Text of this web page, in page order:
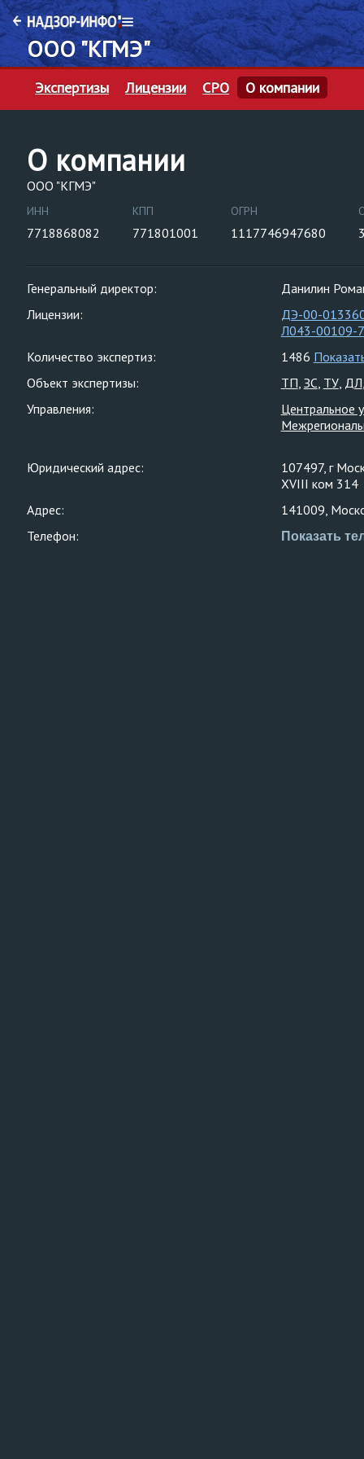
ООО "КГМЭ"
Экспертизы Лицензии СРО О компании
О компании
ООО "КГМЭ"
ИНН
7718868082
КПП
771801001
ОГРН
1117746947680
Генеральный директор:
Данилин
Лицензии:
ДЭ-00-
Л043-00109-
Количество экспертиз:
1486
Объект экспертизы:
ТП ЗС ТУ ДЛ
Управления:
Центральное
Юридический адрес:
107497, г
XVIII ком 314
Адрес:
141009,
Телефон:
Показать